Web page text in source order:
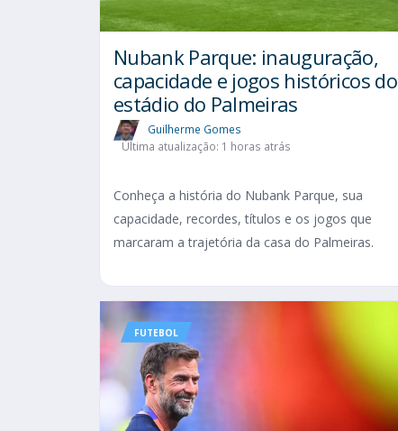
Nubank Parque: inauguração,
capacidade e jogos históricos do
estádio do Palmeiras
Guilherme Gomes
Última atualização: 1 horas atrás
Conheça a história do Nubank Parque, sua
capacidade, recordes, títulos e os jogos que
marcaram a trajetória da casa do Palmeiras.
FUTEBOL